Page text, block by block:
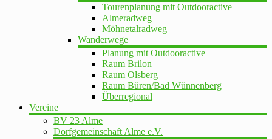
Tourenplanung mit Outdooractive
Almeradweg
Möhnetalradweg
Wanderwege
Planung mit Outdooractive
Raum Brilon
Raum Olsberg
Raum Büren/Bad Wünnenberg
Überregional
Vereine
BV 23 Alme
Dorfgemeinschaft Alme e.V.